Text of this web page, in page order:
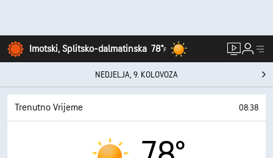
Imotski, Splitsko-dalmatinska 78°F
NEDJELJA, 9. KOLOVOZA
Trenutno Vrijeme 08:38